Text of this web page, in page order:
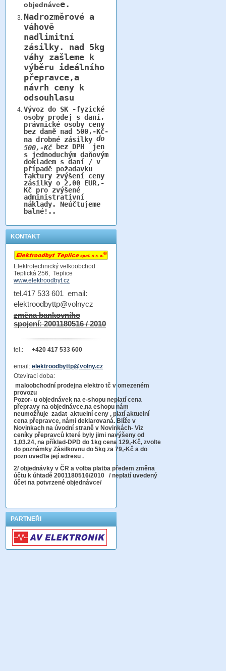
objednávce.
Nadrozměrové a
váhově
nadlimitní
zásilky. nad 5kg
váhy zašleme k
výběru ideálního
přepravce,a
návrh ceny k
odsouhlasu
Vývoz do SK -fyzické
osoby prodej s daní,
právnické osoby ceny
bez daně nad 500,-Kč-
na drobné zásilky do
500,-Kčbez DPH jen
s jednoduchým daňovým
dokladem s daní / v
případě požadavku
faktury zvýšení ceny
zásilky o 2,00 EUR,-
Kč pro zvýšené
administrativní
náklady. Neúčtujeme
balné!..
KONTAKT
Elektrotechnický velkoobchod
Teplická 256, Teplice
www.elektroodbyt.cz
tel.417 533 601 email:
elektroodbyttp@volnycz
změna bankovního
spojení: 2001180516 / 2010
tel.: +420 417 533 600
email: elektroodbyttp@volny.cz
Otevírací doba:
maloobchodní prodejna elektro tč v omezeném
provozu
Pozor- u objednávek na e-shopu neplatí cena
přepravy na objednávce,na eshopu nám
neumožňuje zadat aktuelní ceny , platí aktuelní
cena přepravce, námi deklarovaná. Blíže v
Novinkach na úvodní straně v Novinkách- Viz
ceníky přepravců které byly jimi navýšeny od
1,03.24, na příklad-DPD do 1kg cena 129,-Kč, zvolte
do poznámky Zásilkovnu do 5kg za 79,-Kč a do
pozn uveďte její adresu .
2/ objednávky v ČR a volba platba předem změna
účtu k úhtadě 2001180516/2010 / neplatí uvedený
účet na potvrzené objednávce/
PARTNEŘI